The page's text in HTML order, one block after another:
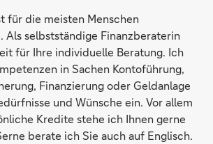
für die meisten Menschen
Als selbstständige Finanzberaterin
für Ihre individuelle Beratung. Ich
in Sachen Kontoführung,
Finanzierung oder Geldanlage
und Wünsche ein. Vor allem
Kredite stehe ich Ihnen gerne
berate ich Sie auch auf Englisch.